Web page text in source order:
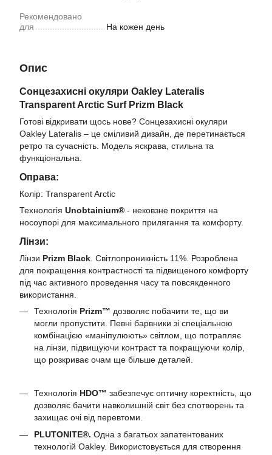
Рекомендовано
для
На кожен день
Опис
Сонцезахисні окуляри Oakley Lateralis
Transparent Arctic Surf Prizm Black
Готові відкривати щось нове? Сонцезахисні окуляри
Oakley Lateralis – це сміливий дизайн, де перетинається
ретро та сучасність. Модель яскрава, стильна та
функціональна.
Оправа:
Колір: Transparent Arctic
Технологія Unobtainium® - нековзне покриття на
носоупорі для максимального прилягання та комфорту.
Лінзи:
Лінзи Prizm Black . Світлопроникність 11%. Розроблена
для покращення контрастності та підвищеного комфорту
під час активного проведення часу та повсякденного
використання.
Технологія Prizm™ дозволяє побачити те, що ви
могли пропустити. Певні барвники зі спеціальною
комбінацією «маніпулюють» світлом, що потрапляє
на лінзи, підвищуючи контраст та покращуючи колір,
що розкриває очам ще більше деталей.
Технологія HDO™ забезпечує оптичну коректність, що
дозволяє бачити навколишній світ без спотворень та
захищає очі від перевтоми.
PLUTONITE®. Одна з багатьох запатентованих
технологій Oakley. Використовується для створення